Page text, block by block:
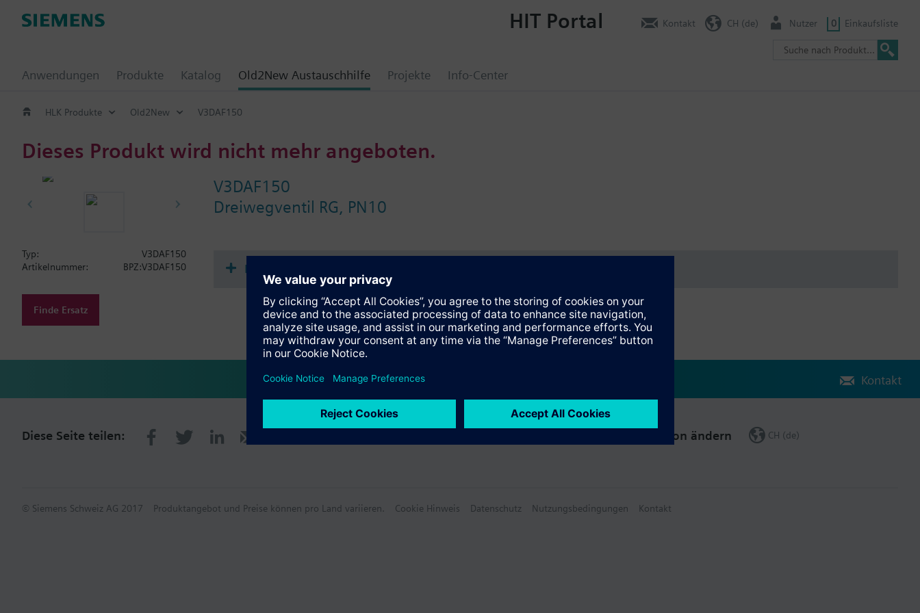
Anwendungen Produkte Katalog Old2New Austauschhilfe Projekte Info-Center
HIT Portal Kontakt CH (de) Nutzer 0 Einkaufsliste
HLK Produkte Old2New V3DAF150
Dieses Produkt wird nicht mehr angeboten.
V3DAF150
Dreiwegventil RG, PN10
Typ:
V3DAF150
Artikelnummer:
BPZ:V3DAF150
Finde Ersatz
Dokumente
Kontakt
Diese Seite teilen: Region ändern CH (de)
© Siemens Schweiz AG 2017 Produktangebot und Preise können pro Land variieren. Cookie Hinweis Datenschutz Nutzungsbedingungen Kontakt